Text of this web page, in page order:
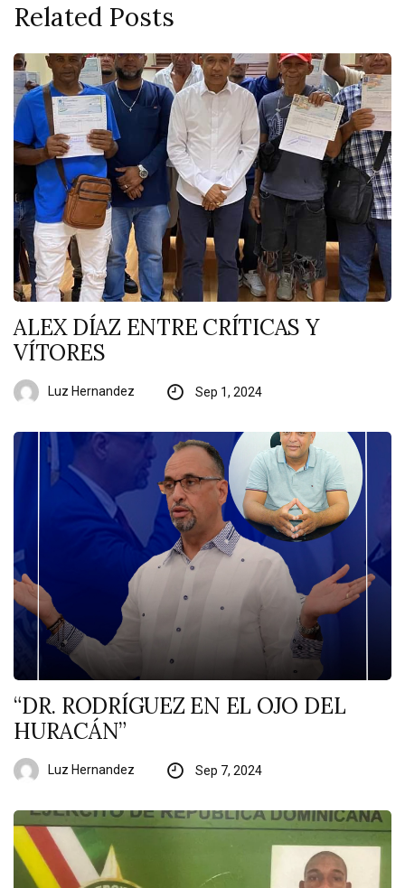
Related Posts
ALEX DÍAZ ENTRE CRÍTICAS Y
VÍTORES
Luz Hernandez Sep 1, 2024
“DR. RODRÍGUEZ EN EL OJO DEL
HURACÁN”
Luz Hernandez Sep 7, 2024